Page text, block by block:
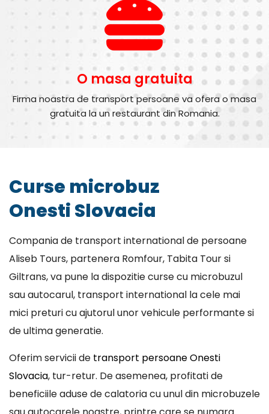
O masa gratuita
Firma noastra de transport persoane va ofera o masa
gratuita la un restaurant din Romania.
Curse microbuz
Onesti Slovacia
Compania de transport international de persoane
Aliseb Tours, partenera Romfour, Tabita Tour si
Giltrans, va pune la dispozitie curse cu microbuzul
sau autocarul, transport international la cele mai
mici preturi cu ajutorul unor vehicule performante si
de ultima generatie.
Oferim servicii de transport persoane Onesti
Slovacia, tur-retur. De asemenea, profitati de
beneficiile aduse de calatoria cu unul din microbuzele